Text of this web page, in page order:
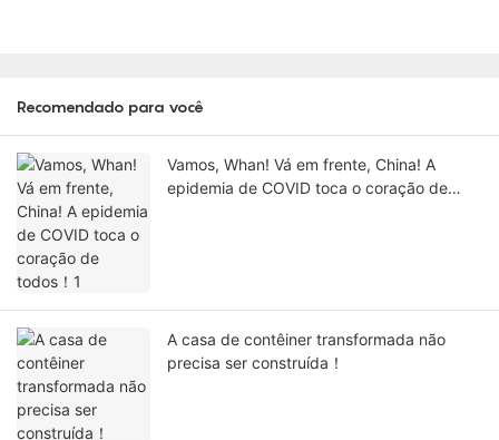
Recomendado para você
Vamos, Whan! Vá em frente, China! A
epidemia de COVID toca o coração de
A casa de contêiner transformada não
precisa ser construída！